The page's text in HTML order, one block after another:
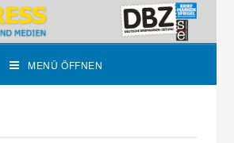
MENÜ ÖFFNEN